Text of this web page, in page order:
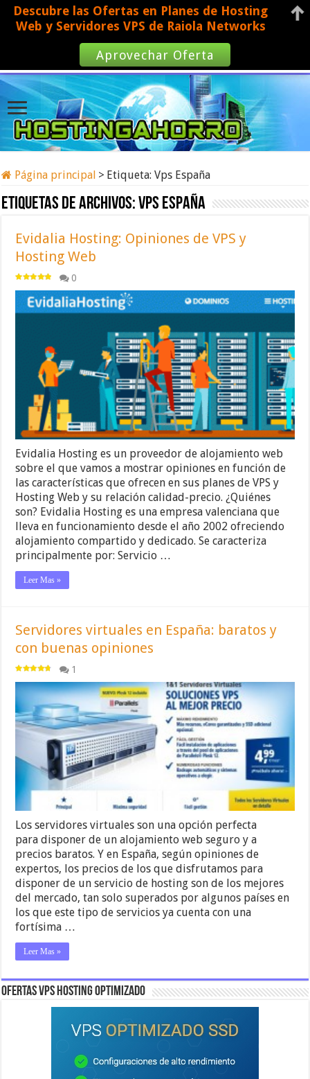
Página principal > Etiqueta:Vps España
Etiquetas de archivos:Vps España
Evidalia Hosting: Opiniones de VPS y
Hosting Web
0
Evidalia Hosting es un proveedor de alojamiento web
sobre el que vamos a mostrar opiniones en función de
las características que ofrecen en sus planes de VPS y
Hosting Web y su relación calidad-precio. ¿Quiénes
son? Evidalia Hosting es una empresa valenciana que
lleva en funcionamiento desde el año 2002 ofreciendo
alojamiento compartido y dedicado. Se caracteriza
principalmente por: Servicio …
Leer Mas »
Servidores virtuales en España: baratos y
con buenas opiniones
1
Los servidores virtuales son una opción perfecta
para disponer de un alojamiento web seguro y a
precios baratos. Y en España, según opiniones de
expertos, los precios de los que disfrutamos para
disponer de un servicio de hosting son de los mejores
del mercado, tan solo superados por algunos países en
los que este tipo de servicios ya cuenta con una
fortísima …
Leer Mas »
OFERTAS VPS HOSTING OPTIMIZADO
Descubre las Ofertas en Planes de Hosting
Web y Servidores VPS de Raiola Networks
Aprovechar Oferta